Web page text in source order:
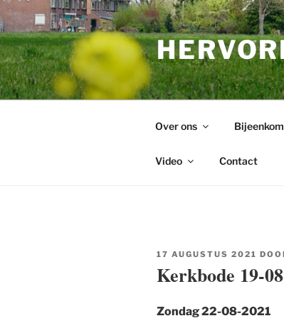
Ga
naar
de
inhoud
Over ons
Video Contact
GEPLAATST
17 AUGUSTUS 2021
Kerkbode 19-
Zondag22-08-2021